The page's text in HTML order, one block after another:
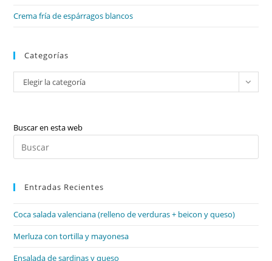
Cròniques
Medievals
Crema fría de espárragos blancos
Categorías
Categorías
Elegir la categoría
Buscar en esta web
Entradas Recientes
Coca salada valenciana (relleno de verduras + beicon y queso)
Merluza con tortilla y mayonesa
Ensalada de sardinas y queso